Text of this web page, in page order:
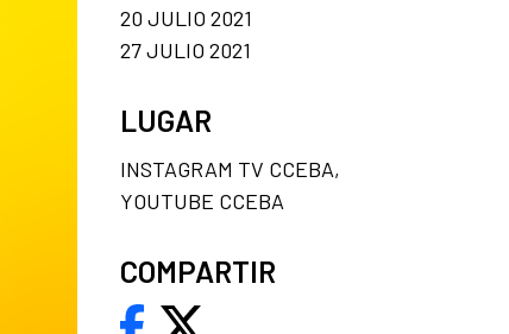
20 JULIO 2021
27 JULIO 2021
LUGAR
INSTAGRAM TV CCEBA,
YOUTUBE CCEBA
COMPARTIR